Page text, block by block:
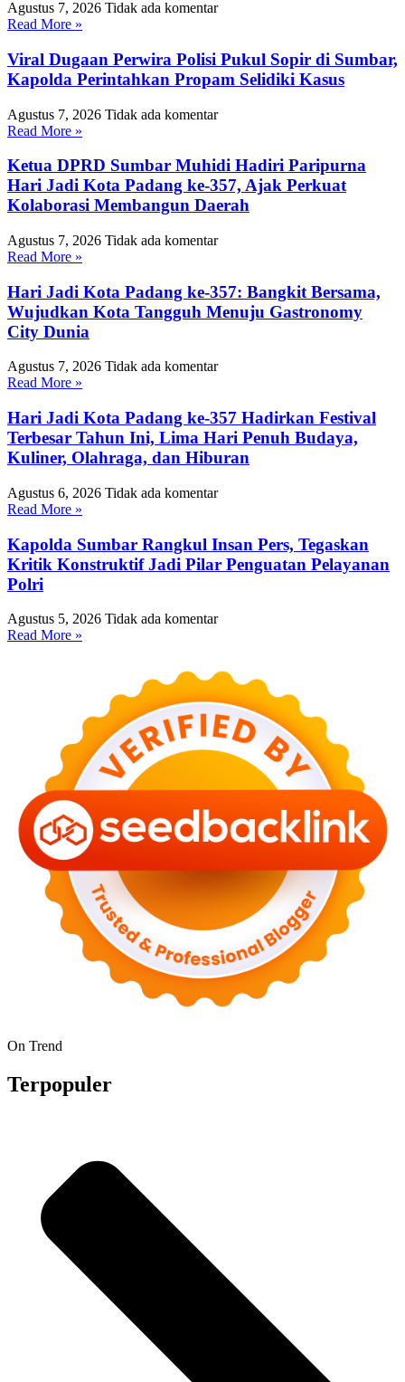
Agustus 7, 2026 Tidak ada komentar
Read More »
Viral Dugaan Perwira Polisi Pukul Sopir di Sumbar,
Kapolda Perintahkan Propam Selidiki Kasus
Agustus 7, 2026 Tidak ada komentar
Read More »
Ketua DPRD Sumbar Muhidi Hadiri Paripurna
Hari Jadi Kota Padang ke-357, Ajak Perkuat
Kolaborasi Membangun Daerah
Agustus 7, 2026 Tidak ada komentar
Read More »
Hari Jadi Kota Padang ke-357: Bangkit Bersama,
Wujudkan Kota Tangguh Menuju Gastronomy
City Dunia
Agustus 7, 2026 Tidak ada komentar
Read More »
Hari Jadi Kota Padang ke-357 Hadirkan Festival
Terbesar Tahun Ini, Lima Hari Penuh Budaya,
Kuliner, Olahraga, dan Hiburan
Agustus 6, 2026 Tidak ada komentar
Read More »
Kapolda Sumbar Rangkul Insan Pers, Tegaskan
Kritik Konstruktif Jadi Pilar Penguatan Pelayanan
Polri
Agustus 5, 2026 Tidak ada komentar
Read More »
On Trend
Terpopuler